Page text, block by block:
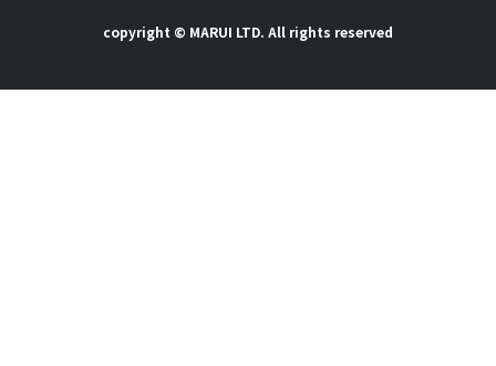
copyright © MARUI LTD. All rights reserved